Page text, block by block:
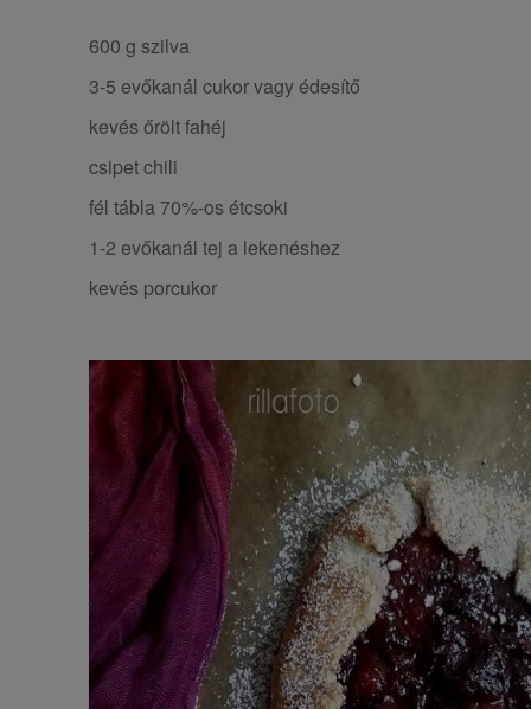
600 g szilva
3-5 evőkanál cukor vagy édesítő
kevés őrölt fahéj
csipet chili
fél tábla 70%-os étcsoki
1-2 evőkanál tej a lekenéshez
kevés porcukor